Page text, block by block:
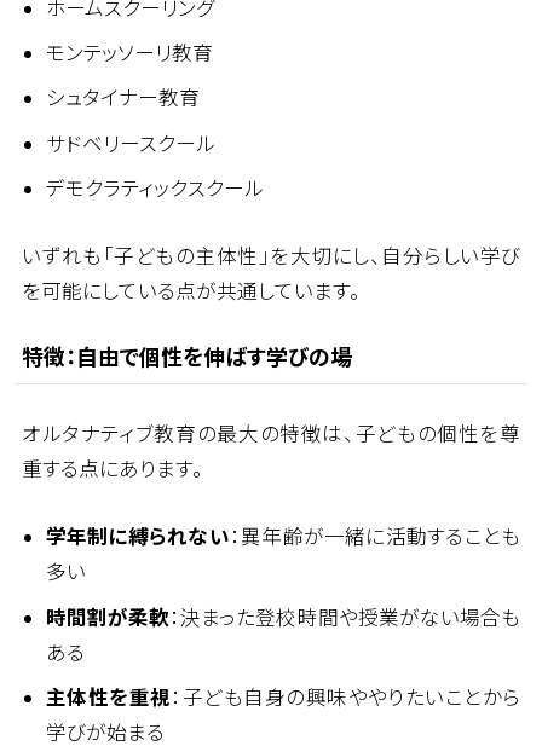
ホームスクーリング
モンテッソーリ教育
シュタイナー教育
サドベリースクール
デモクラティックスクール
いずれも「子どもの主体性」を大切にし、自分らしい学び
を可能にしている点が共通しています。
特徴：自由で個性を伸ばす学びの場
オルタナティブ教育の最大の特徴は、子どもの個性を尊
重する点にあります。
学年制に縛られない：異年齢が一緒に活動することも
多い
時間割が柔軟：決まった登校時間や授業がない場合も
ある
主体性を重視：子ども自身の興味ややりたいことから
学びが始まる